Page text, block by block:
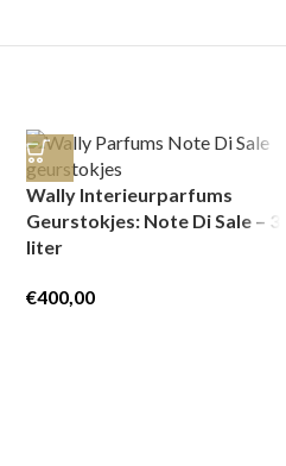
Wally Interieurparfums
Geurstokjes: Note Di Sale – 3
liter
€400,00